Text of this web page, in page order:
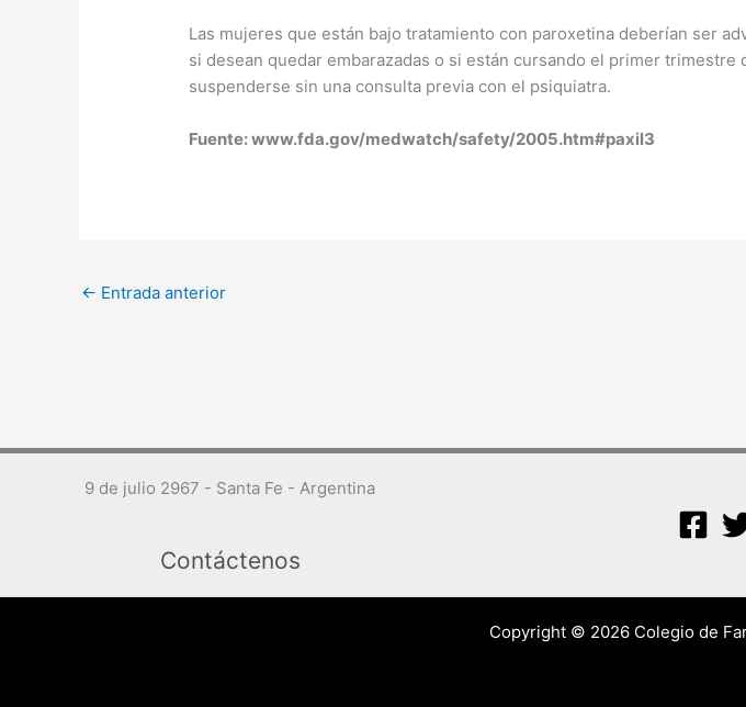
Las mujeres que están bajo tratamiento con paroxetina deberían ser
si desean quedar embarazadas o si están cursando el primer
suspenderse sin una consulta previa con el psiquiatra.
Fuente: www.fda.gov/medwatch/safety/2005.htm#paxil3
← Entrada anterior
9 de julio 2967 - Santa Fe - Argentina
Contáctenos
Copyright © 2026 Colegio de